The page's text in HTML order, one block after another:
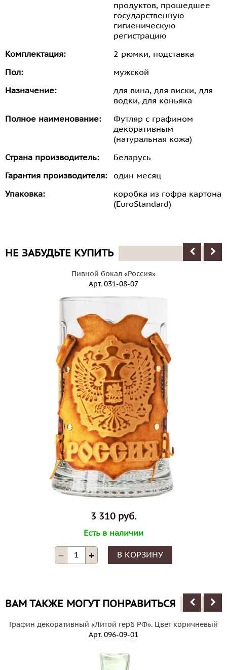
продуктов, прошедшее
государственную
гигиеническую
регистрацию
Комплектация:
2 рюмки, подставка
Пол:
мужской
Назначение:
для вина, для виски, для
водки, для коньяка
Полное наименование:
Футляр с графином
декоративным
(натуральная кожа)
Страна производитель:
Беларусь
Гарантия производителя:
один месяц
Упаковка:
коробка из гофра картона
(EuroStandard)
НЕ ЗАБУДЬТЕ КУПИТЬ
Пивной бокал «Россия»
Арт. 031-08-07
3 310 руб.
Есть в наличии
В КОРЗИНУ
ВАМ ТАКЖЕ МОГУТ ПОНРАВИТЬСЯ
Графин декоративный «Литой герб РФ». Цвет коричневый
Арт. 096-09-01